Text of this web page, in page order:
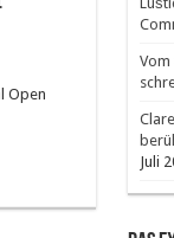
Open
Vom
Juli